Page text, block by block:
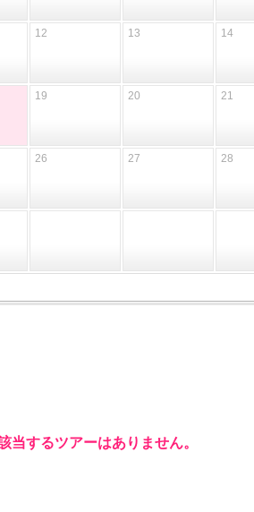
12 13 14
19 20 21
26 27 28
当するツアーはありません。